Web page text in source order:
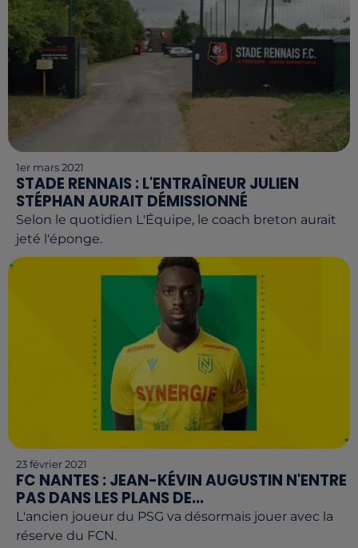
1er mars 2021
STADE RENNAIS : L'ENTRAÎNEUR JULIEN
STÉPHAN AURAIT DÉMISSIONNÉ
Selon le quotidien L'Équipe, le coach breton aurait
jeté l'éponge.
23 février 2021
FC NANTES : JEAN-KÉVIN AUGUSTIN N'ENTRE
PAS DANS LES PLANS DE...
L'ancien joueur du PSG va désormais jouer avec la
réserve du FCN.